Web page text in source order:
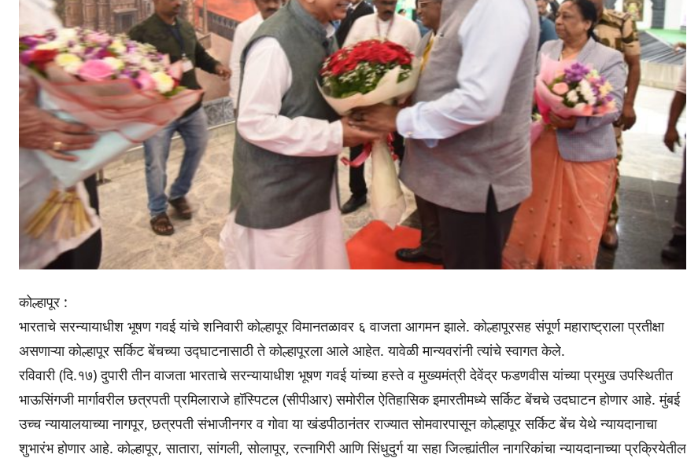
कोल्हापूर :
भारताचे सरन्यायाधीश भूषण गवई यांचे शनिवारी कोल्हापूर विमानतळावर ६ वाजता आगमन झाले. कोल्हापूरसह संपूर्ण महाराष्ट्राला प्रतीक्षा
असणाऱ्या कोल्हापूर सर्किट बेंचच्या उद्घाटनासाठी ते कोल्हापूरला आले आहेत. यावेळी मान्यवरांनी त्यांचे स्वागत केले.
रविवारी (दि.१७) दुपारी तीन वाजता भारताचे सरन्यायाधीश भूषण गवई यांच्या हस्ते व मुख्यमंत्री देवेंद्र फडणवीस यांच्या प्रमुख उपस्थितीत
भाऊसिंगजी मार्गावरील छत्रपती प्रमिलाराजे हॉस्पिटल (सीपीआर) समोरील ऐतिहासिक इमारतीमध्ये सर्किट बेंचचे उदघाटन होणार आहे. मुंबई
उच्च न्यायालयाच्या नागपूर, छत्रपती संभाजीनगर व गोवा या खंडपीठानंतर राज्यात सोमवारपासून कोल्हापूर सर्किट बेंच येथे न्यायदानाचा
शुभारंभ होणार आहे. कोल्हापूर, सातारा, सांगली, सोलापूर, रत्नागिरी आणि सिंधुदुर्ग या सहा जिल्ह्यांतील नागरिकांचा न्यायदानाच्या प्रक्रियेतील